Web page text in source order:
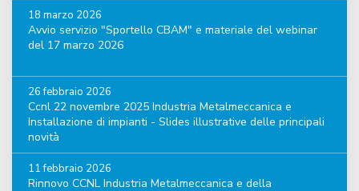
18 marzo 2026
Avvio servizio "Sportello CBAM" e materiale del webinar
del 17 marzo 2026
26 febbraio 2026
Ccnl 22 novembre 2025 Industria Metalmeccanica e
Installazione di impianti - Slides illustrative delle principali
novità
11 febbraio 2026
Rinnovo CCNL Industria Metalmeccanica e della